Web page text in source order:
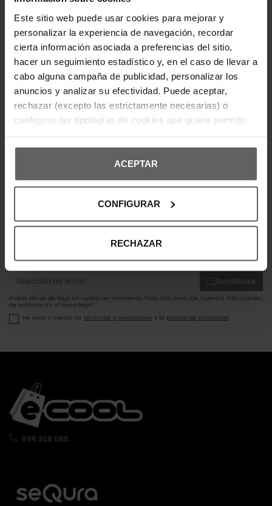
Este sitio web puede usar cookies para mejorar y
personalizar la experiencia de navegación, recordar
cierta información asociada a preferencias del sitio,
hacer un seguimiento estadístico y, en el caso de llevar a
cabo alguna campaña de publicidad, personalizar los
anuncios y analizar su efectividad. Puede aceptar,
rechazar (excepto las estrictamente necesarias) o
configurar las tipologías de cookies que quiere permitir.
ACEPTAR
CONFIGURAR
RECHAZAR
limpio y versátil la convierte en una prenda básica
y atemporal para el día a día.
DETALLES DEL PRODUCTO
DEVOLUCIONES Y CAMBIOS
INFORMACIÓN ENVÍOS
¡Entérate de todas las novedades y
Suscribte a nuestra newsletter y no te pierdas nada.
Suscribirse
Puede darse de baja en cualquier momento. Para ello, consulte nuestra información
de contacto en el aviso legal.
He leído y acepto los términos y condiciones y la política de privacidad
696 308 086